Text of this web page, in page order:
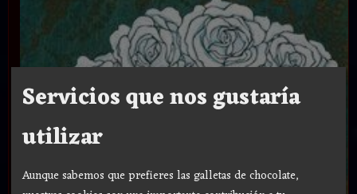
Servicios que nos gustaría
utilizar
Aunque sabemos que prefieres las galletas de chocolate,